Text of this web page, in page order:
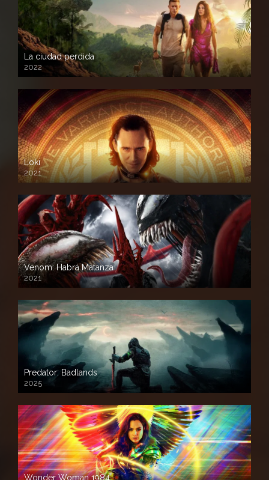
La ciudad perdida
2022
Loki
2021
Venom: Habrá Matanza
2021
Predator: Badlands
2025
Wonder Woman 1984